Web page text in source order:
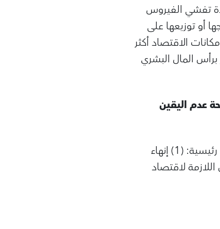
تفشي الفيروس
أو توزيعها على
الاقتصاد أكثر
المال البشري
عدم اليقين
ويعتمد النجاح في هذا الصدد على سرعة تحركنا – وعملنا معا. وأرى هنا ثلاث أولويات رئيسية: (1) إنهاء
إلى التعافي، و(3) بناء الأسس اللازمة لاقتصاد